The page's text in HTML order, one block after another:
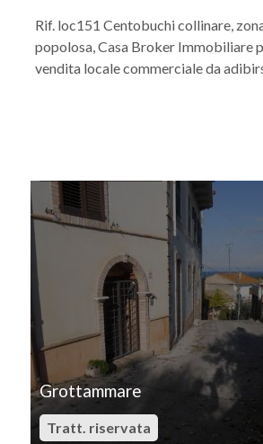
Rif. loc151 Centobuchi collinare,
popolosa, Casa Broker Immobiliare
vendita locale commerciale da
Grottammare
Tratt. riservata